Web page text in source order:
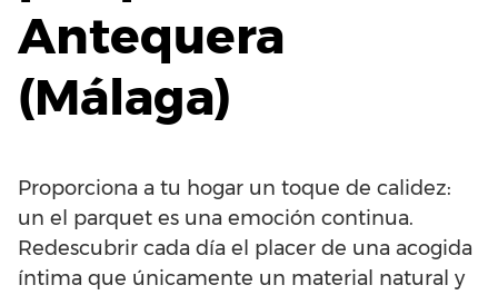
Antequera
(Málaga)
Proporciona a tu hogar un toque de calidez:
un el parquet es una emoción continua.
Redescubrir cada día el placer de una acogida
íntima que únicamente un material natural y